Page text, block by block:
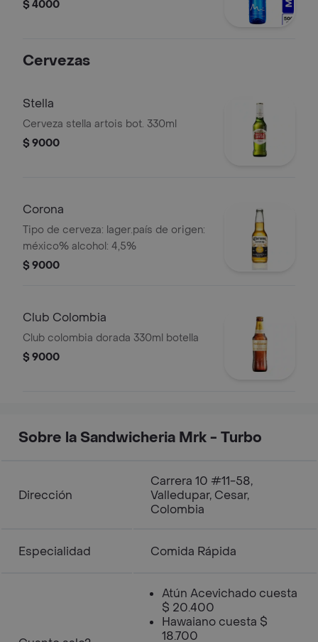
$ 4000
Cervezas
Stella
Cerveza stella artois bot. 330ml
$ 9000
Corona
Tipo de cerveza: lager.país de origen:
méxico% alcohol: 4,5%
$ 9000
Club Colombia
Club colombia dorada 330ml botella
$ 9000
Sobre la Sandwicheria Mrk - Turbo
Dirección
Carrera 10 #11-58,
Valledupar, Cesar,
Colombia
Especialidad Comida Rápida
Atún Acevichado cuesta
$ 20.400
Hawaiano cuesta $
18.700